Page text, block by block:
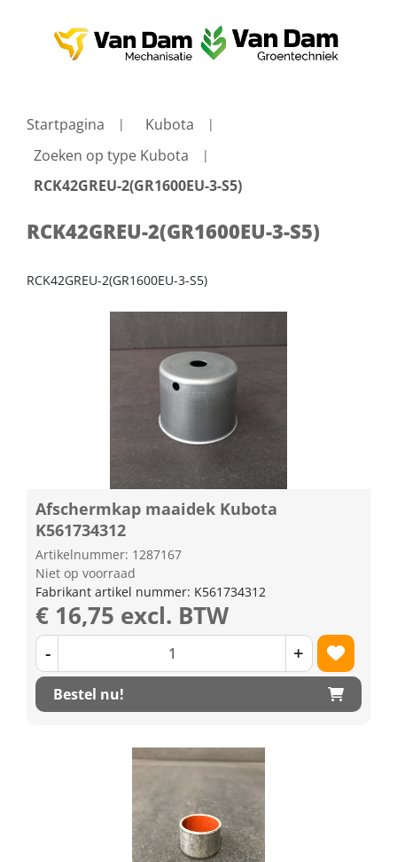
Startpagina
Kubota
Zoeken op type Kubota
RCK42GREU-2(GR1600EU-3-S5)
RCK42GREU-2(GR1600EU-3-S5)
RCK42GREU-2(GR1600EU-3-S5)
Afschermkap maaidek Kubota
K561734312
Artikelnummer: 1287167
Niet op voorraad
Fabrikant artikel nummer: K561734312
€ 16,75 excl. BTW
- +
Bestel nu!